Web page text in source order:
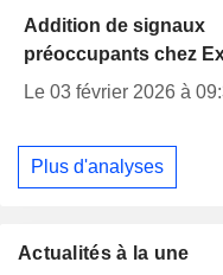
Addition de signaux
préoccupants chez
Le 03 février 2026 à
Plus d'analyses
Actualités à la une